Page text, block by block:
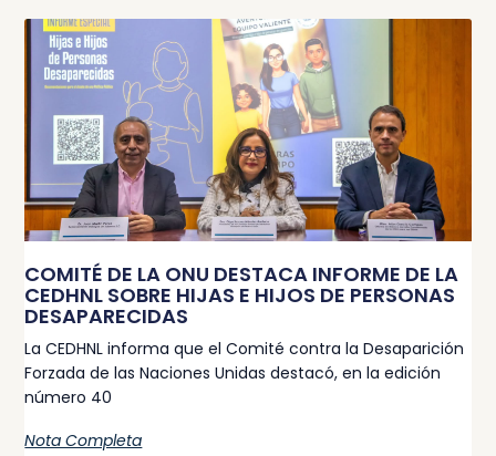
COMITÉ DE LA ONU DESTACA INFORME DE LA
CEDHNL SOBRE HIJAS E HIJOS DE PERSONAS
DESAPARECIDAS
La CEDHNL informa que el Comité contra la Desaparición
Forzada de las Naciones Unidas destacó, en la edición
número 40
Nota Completa